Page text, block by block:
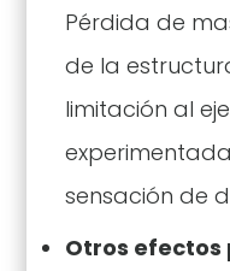
Pérdida de
de la
limitación al
sensación de
Otros efectos